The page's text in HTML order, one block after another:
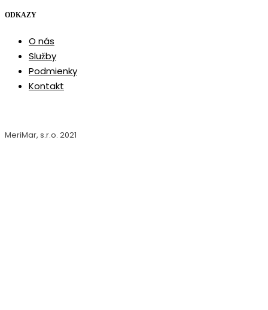
ODKAZY
O nás
Služby
Podmienky
Kontakt
MeriMar, s.r.o. 2021